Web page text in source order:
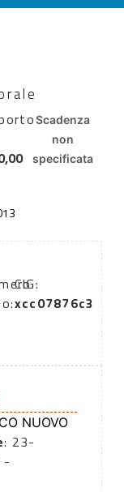
Scadenza
non
specificata
CIG:
xcc07876c3
NUOVO
: 23-
-